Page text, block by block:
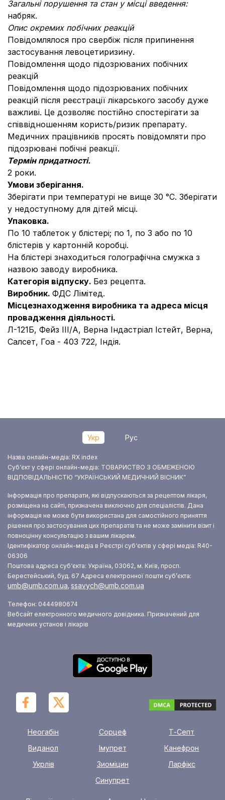
Загальні порушення та стан у місці введення:
набряк.
Опис окремих побічних реакцій
Повідомлялося про свербіж після припинення
застосування левоцетиризину.
Повідомлення щодо підозрюваних побічних
реакцій
Повідомлення щодо підозрюваних побічних
реакцій після реєстрації лікарського засобу дуже
важливі. Це дозволяє постійно спостерігати за
співвідношенням користь/ризик препарату.
Медичних працівників просять повідомляти про
підозрювані побічні реакції.
Термін придатності.
2 роки.
Умови зберігання.
Зберігати при температурі не вище 30 °С. Зберігати
у недоступному для дітей місці.
Упаковка.
По 10 таблеток у блістері; по 1, по 3 або по 10
блістерів у картонній коробці.
На блістері знаходиться голографічна смужка з
назвою заводу виробника.
Категорія відпуску. Без рецепта.
Виробник. ФДС Лімітед.
Місцезнаходження виробника та адреса місця
провадження діяльності.
Л-121Б, Фейз ІІІ/А, Верна Індастріал Істейт, Верна,
Салсет, Гоа - 403 722, Індія.
Укр Рус
Назва онлайн-медіа: RX index
Суб‘єкт у сфері онлайн-медіа: ТОВАРИСТВО З ОБМЕЖЕНОЮ
ВІДПОВІДАЛЬНІСТЮ “УКРАЇНСЬКИЙ МЕДИЧНИЙ ВІСНИК”
Інформація про препарати, які відпускаються за рецептом лікаря,
розміщена на сайті, призначена виключно для спеціалістів. Дана
інформація не може бути використана для самостійного приняття
рішення про застосування цих препаратів та не може замінити візит і
повноцінну консультацію з вашим лікарем.
Ідентифікатор онлайн-медіа в Реєстрі суб‘єктів у сфері медіа: R40-
06306
Поштова адреса суб‘єкта: Україна, 03062, м. Київ, просп.
Берестейський, буд. 67 Адреса електронної пошти суб’єкта:
umb@umb.com.ua, ssavych@umb.com.ua
Телефон: 0444980674
Вебсайт електронного медичного довідника. Призначений для
медичних установ і лікарів
Неогабін Сорцеф
Т-Септ
Виданол
Імупрет
Канефрон
Укрлів
Зиоміцин
Ларфікс
Синупрет